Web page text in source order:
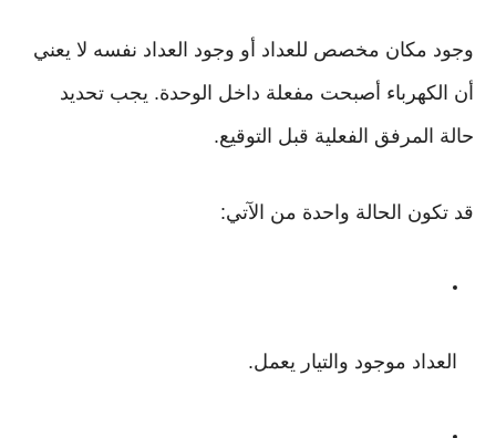
وجود مكان مخصص للعداد أو وجود العداد نفسه لا يعني
أن الكهرباء أصبحت مفعلة داخل الوحدة. يجب تحديد
حالة المرفق الفعلية قبل التوقيع.
قد تكون الحالة واحدة من الآتي:
العداد موجود والتيار يعمل.